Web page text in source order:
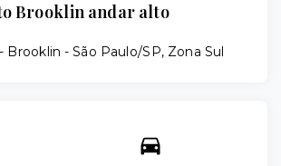
Brooklin andar alto
Brooklin - São Paulo/SP, Zona Sul